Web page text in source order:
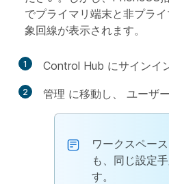
でプライマリ端末と非プラ
象回線が表示されます。
1 Control Hub にサインイ
2 管理 に移動し、 ユーザー
ワークスペース
も、同じ設定
す。